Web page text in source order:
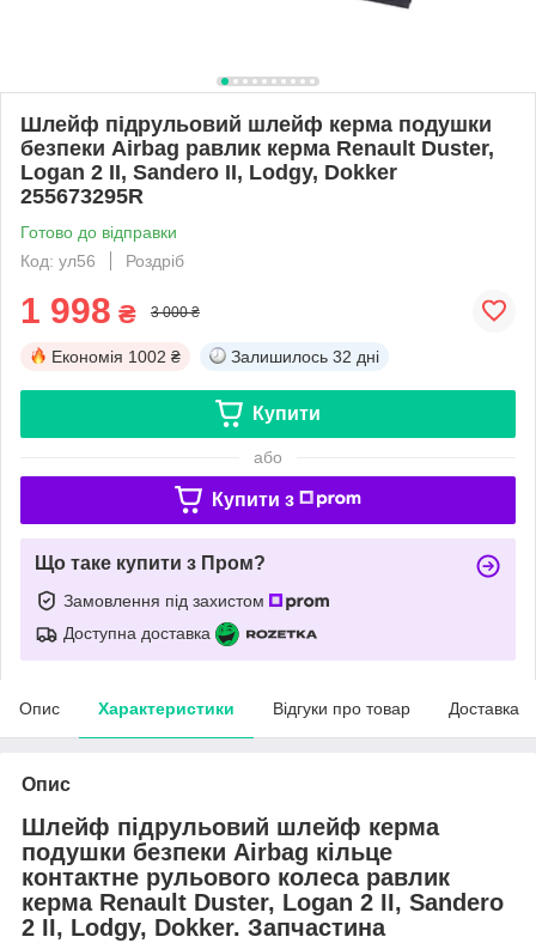
Шлейф підрульовий шлейф керма подушки
безпеки Airbag равлик керма Renault Duster,
Logan 2 II, Sandero II, Lodgy, Dokker
255673295R
Готово до відправки
Код: ул56
Роздріб
1 998 ₴ 3 000 ₴
Економія 1002 ₴ Залишилось 32 дні
Купити
або
Купити з
Що таке купити з Пром?
Замовлення під захистом
Доступна доставка
Опис Характеристики Відгуки про товар Доставка
Опис
Шлейф підрульовий шлейф керма
подушки безпеки Airbag кільце
контактне рульового колеса равлик
керма Renault Duster, Logan 2 II, Sandero
2 II, Lodgy, Dokker. Запчастина